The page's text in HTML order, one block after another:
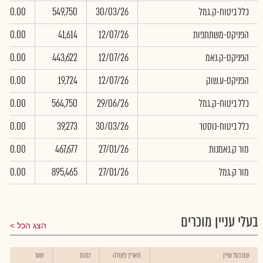
כלל ביטוח-ק.גמל
30/03/26
549,750
0.00
הפניקס-משתתפות
12/07/26
41,614
0.00
הפניקס-ק.נאמ
12/07/26
443,622
0.00
הפניקס-ע.שוק
12/07/26
19,724
0.00
כלל ביטוח-ק.גמל
29/06/26
564,750
0.00
כלל ביטוח-נוסטר
30/03/26
39,273
0.00
מור ק.נאמנות
27/01/26
467,677
0.00
מור ק.גמל
27/01/26
895,465
0.00
בעלי עניין מוכרים הצג הכל
שם בעל עניין תאריך פעולה כמות שער